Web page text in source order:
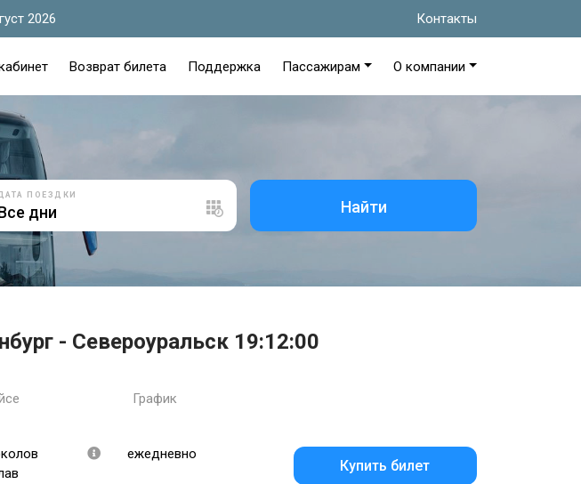
2026 Контакты
Возврат билета Поддержка Пассажирам О компании
ПОЕЗДКИ
Найти
- Североуральск 19:12:00
График
ежедневно
Купить билет